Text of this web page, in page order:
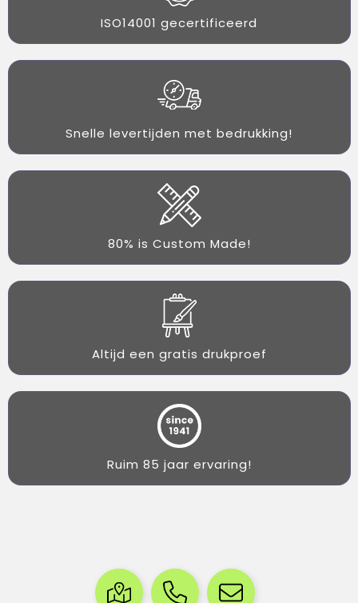
ISO14001 gecertificeerd
Snelle levertijden met bedrukking!
80% is Custom Made!
Altijd een gratis drukproef
Ruim 85 jaar ervaring!